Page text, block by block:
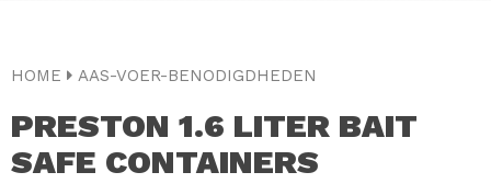
HOME AAS-VOER-BENODIGDHEDEN
PRESTON 1.6 LITER BAIT
SAFE CONTAINERS